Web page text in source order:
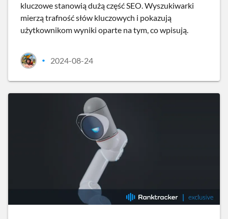
kluczowe stanowią dużą część SEO. Wyszukiwarki
mierzą trafność słów kluczowych i pokazują
użytkownikom wyniki oparte na tym, co wpisują.
• 2024-08-24